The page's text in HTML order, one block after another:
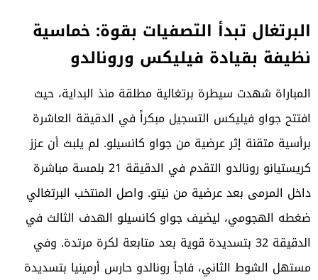
البرتغال تبدأ التصفيات بقوة: خماسية
نظيفة بقيادة فيليكس ورونالدو
المباراة شهدت سيطرة برتغالية مطلقة منذ البداية، حيث
افتتح جواو فيليكس التسجيل مبكراً في الدقيقة العاشرة
برأسية متقنة إثر عرضية من جواو كانسيلو. لم يلبث أن عزز
كريستيانو رونالدو التقدم في الدقيقة 21 بلمسة مباشرة
داخل المرمى بعد عرضية من نيتو. واصل المنتخب البرتغالي
ضغطه الهجومي، ليضيف جواو كانسيلو الهدف الثالث في
الدقيقة 32 بتسديدة قوية بعد متابعة لكرة مرتدة. وفي
مستهل الشوط الثاني، فاجأ رونالدو حارس أرمينيا بتسديدة